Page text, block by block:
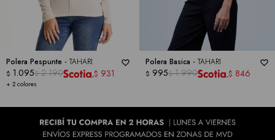
Polera Pespunte - TAHARI
+ 2 colores
$ 1.095$ 2.190 $ 931
Polera Basica - TAHARI
$ 995$ 1.990 $ 846